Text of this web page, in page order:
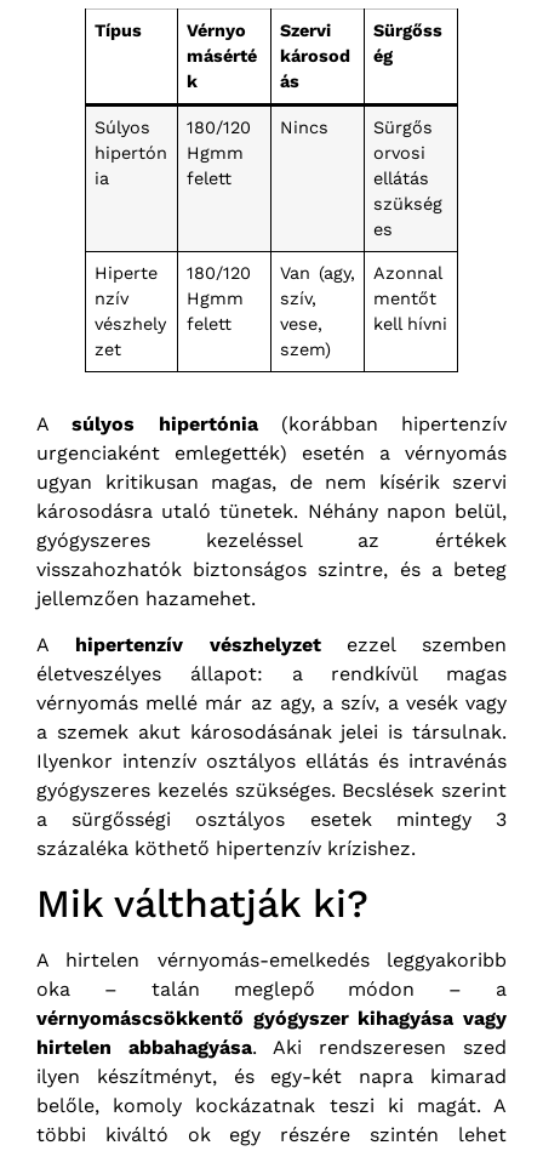
Típus
Vérnyo
másérté
k
Szervi
károsod
ás
Sürgőss
ég
Súlyos
hipertón
ia
180/120
Hgmm
felett
Nincs
Sürgős
orvosi
ellátás
szükség
es
Hiperte
nzív
vészhely
zet
180/120
Hgmm
felett
Van (agy,
szív,
vese,
szem)
Azonnal
mentőt
kell hívni
Asúlyos hipertónia(korábban hipertenzív
urgenciaként emlegették) esetén a vérnyomás
ugyan kritikusan magas, de nem kísérik szervi
károsodásra utaló tünetek. Néhány napon belül,
gyógyszeres kezeléssel az értékek
visszahozhatók biztonságos szintre, és a beteg
jellemzően hazamehet.
A hipertenzív vészhelyzetezzel szemben
életveszélyes állapot: a rendkívül magas
vérnyomás mellé már az agy, a szív, a vesék vagy
a szemek akut károsodásának jelei is társulnak.
Ilyenkor intenzív osztályos ellátás és intravénás
gyógyszeres kezelés szükséges. Becslések szerint
a sürgősségi osztályos esetek mintegy 3
százaléka köthető hipertenzív krízishez.
Mik válthatják ki?
A hirtelen vérnyomás-emelkedés leggyakoribb
oka – talán meglepő módon – a
vérnyomáscsökkentő gyógyszer kihagyása vagy
hirtelen abbahagyása. Aki rendszeresen szed
ilyen készítményt, és egy-két napra kimarad
belőle, komoly kockázatnak teszi ki magát. A
többi kiváltó ok egy részére szintén lehet